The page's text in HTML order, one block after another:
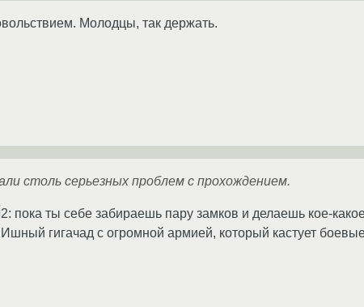
Молодцы, так держать.
столь серьезных проблем с прохождением.
пока ты себе забираешь пару замков и делаешь кое-
гигачад с огромной армией, который кастует